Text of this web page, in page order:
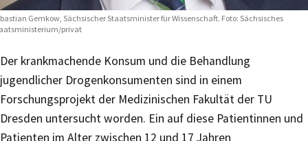
Gemkow, Sächsischer Staatsminister für Wissenschaft. Foto: Sächsisches
privat
Der krankmachende Konsum und die Behandlung
jugendlicher Drogenkonsumenten sind in einem
Forschungsprojekt der Medizinischen Fakultät der TU
Dresden untersucht worden. Ein auf diese Patientinnen und
Patienten im Alter zwischen 12 und 17 Jahren